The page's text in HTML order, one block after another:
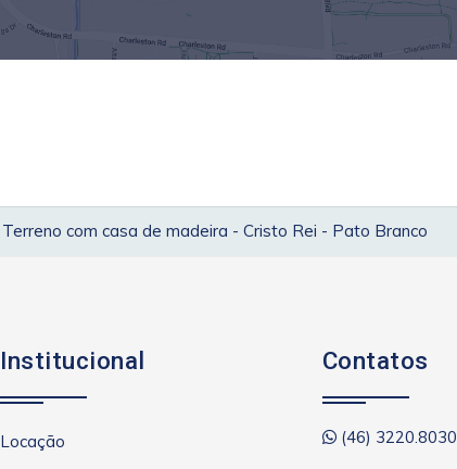
Terreno com casa de madeira - Cristo Rei - Pato Branco
Institucional
Locação
Contatos
(46) 3220.8030